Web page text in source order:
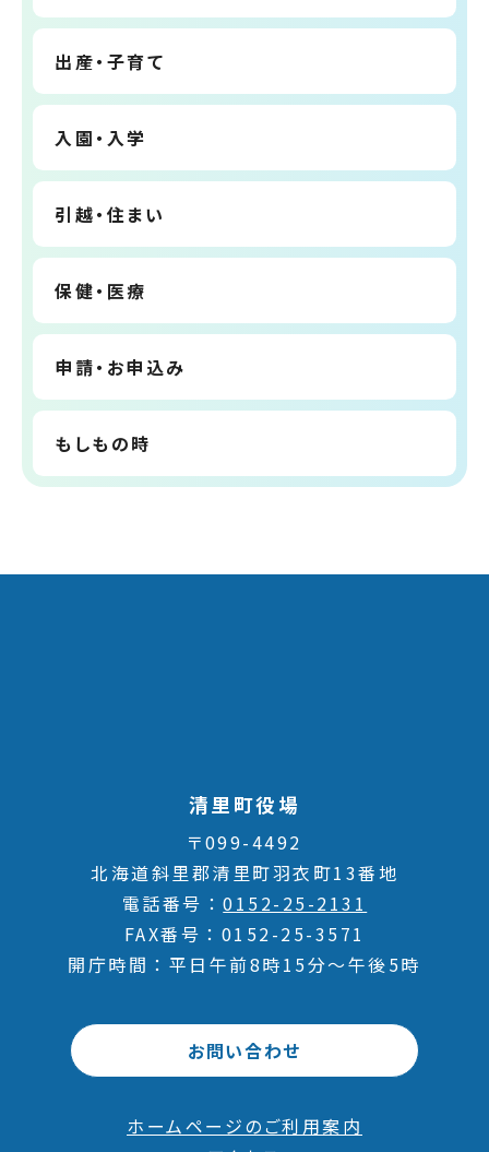
出産・子育て
入園・入学
引越・住まい
保健・医療
申請・お申込み
もしもの時
清里町役場
〒099-4492
北海道斜里郡清里町羽衣町13番地
電話番号
0152-25-2131
FAX番号
0152-25-3571
開庁時間
平日午前8時15分～午後5時
お問い合わせ
ホームページのご利用案内